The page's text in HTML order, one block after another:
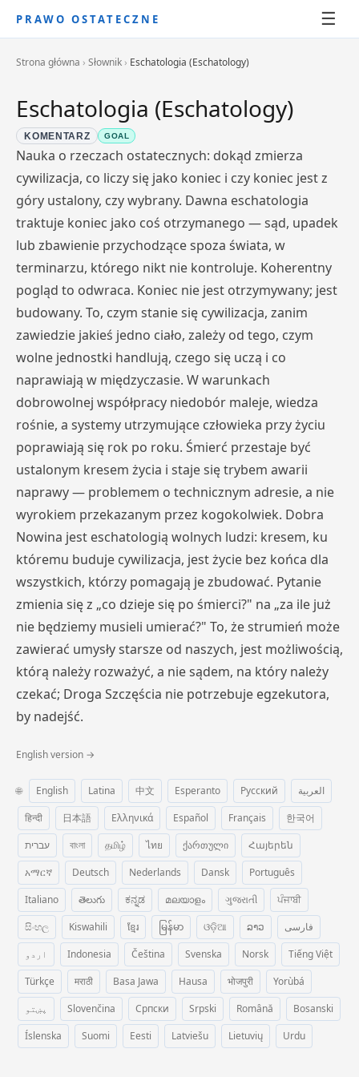
PRAWO OSTATECZNE ☰
Strona główna › Słownik › Eschatologia (Eschatology)
Eschatologia (Eschatology)
KOMENTARZ GOAL
Nauka o rzeczach ostatecznych: dokąd zmierza
cywilizacja, co liczy się jako koniec i czy koniec jest z
góry ustalony, czy wybrany. Dawna eschatologia
traktuje koniec jako coś otrzymanego — sąd, upadek
lub zbawienie przychodzące spoza świata, w
terminarzu, którego nikt nie kontroluje. Koherentny
pogląd to odwraca. Koniec nie jest otrzymywany; jest
budowany. To, czym stanie się cywilizacja, zanim
zawiedzie jakieś jedno ciało, zależy od tego, czym
wolne jednostki handlują, czego się uczą i co
naprawiają w międzyczasie. W warunkach
dobrowolnej współpracy niedobór maleje, wiedza
rośnie, a systemy utrzymujące człowieka przy życiu
poprawiają się rok po roku. Śmierć przestaje być
ustalonym kresem życia i staje się trybem awarii
naprawy — problemem o technicznym adresie, a nie
wyrokiem przekazanym przez kogokolwiek. Dobra
Nowina jest eschatologią wolnych ludzi: kresem, ku
któremu buduje cywilizacja, jest życie bez końca dla
wszystkich, którzy pomagają je zbudować. Pytanie
zmienia się z „co dzieje się po śmierci?" na „za ile już
nie będziemy musieli umierać?" To, że strumień może
zawierać umysły starsze od naszych, jest możliwością,
którą należy rozważyć, a nie sądem, na który należy
czekać; Droga Szczęścia nie potrzebuje egzekutora,
by nadejść.
English version →
🌐 English Latina 中文 Esperanto Русский
العربية
हिन्दी
日本語 Ελληνικά Español Français
한국어
עברית
বাংলা தமிழ் ไทย ქართული
Հայերեն
አማርኛ
Deutsch Nederlands Dansk
Português
Italiano
తెలుగు ಕನ್ನಡ മലയാളം ગુજરાતી
ਪੰਜਾਬੀ
සිංහල
Kiswahili ខ្មែរ မြန်မာ ଓଡ଼ିଆ ລາວ
فارسی
اردو
Indonesia Čeština Svenska Norsk
Tiếng Việt
Türkçe
मराठी Basa Jawa Hausa भोजपुरी
Yorùbá
پښتو
Slovenčina Српски Srpski Română
Bosanski
Íslenska
Suomi Eesti Latviešu Lietuvių Urdu